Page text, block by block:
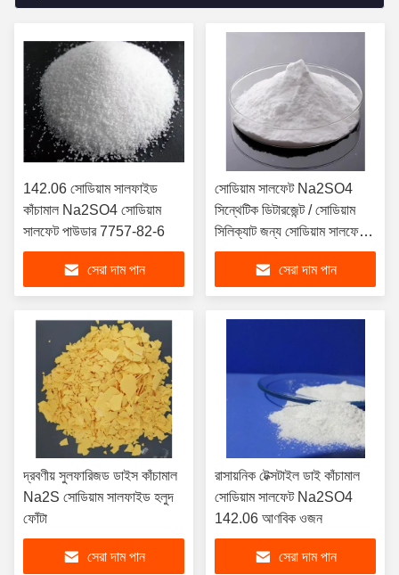
142.06 সোডিয়াম সালফাইড
কাঁচামাল Na2SO4 সোডিয়াম
সালফেট পাউডার 7757-82-6
সেরা দাম পান
সোডিয়াম সালফেট Na2SO4
সিন্থেটিক ডিটারজেন্ট / সোডিয়াম
সিলিক্যাট জন্য সোডিয়াম সালফেট
পাউডার
সেরা দাম পান
দ্রবণীয় সুলফারিজড ডাইস কাঁচামাল
Na2S সোডিয়াম সালফাইড হলুদ
ফোঁটা
সেরা দাম পান
রাসায়নিক টেক্সটাইল ডাই কাঁচামাল
সোডিয়াম সালফেট Na2SO4
142.06 আণবিক ওজন
সেরা দাম পান